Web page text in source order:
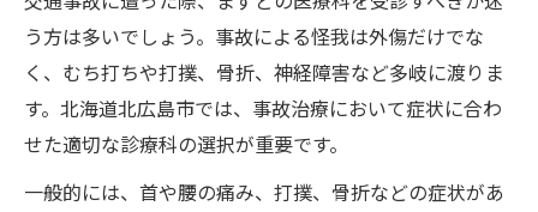
う方は多いでしょう。事故による怪我は外傷だけでな
く、むち打ちや打撲、骨折、神経障害など多岐に渡りま
す。北海道北広島市では、事故治療において症状に合わ
せた適切な診療科の選択が重要です。
一般的には、首や腰の痛み、打撲、骨折などの症状があ